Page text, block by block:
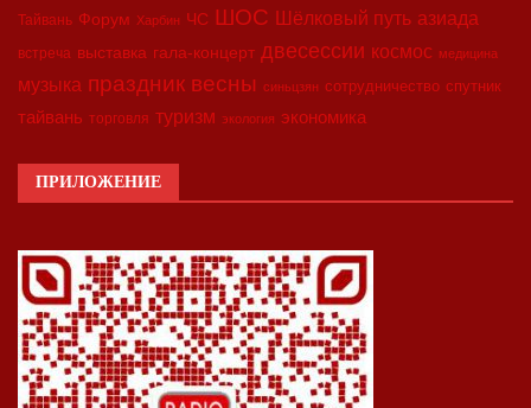
Тайвань Форум Харбин ЧС ШОС Шёлковый путь азиада
встреча выставка гала-концерт двесессии космос медицина
музыка праздник весны синьцзян сотрудничество спутник
тайвань торговля туризм экология экономика
ПРИЛОЖЕНИЕ